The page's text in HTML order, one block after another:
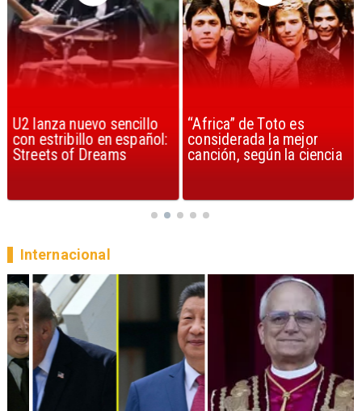
U2 lanza nuevo sencillo
con estribillo en español:
Streets of Dreams
“Africa” de Toto es
considerada la mejor
canción, según la ciencia
Internacional